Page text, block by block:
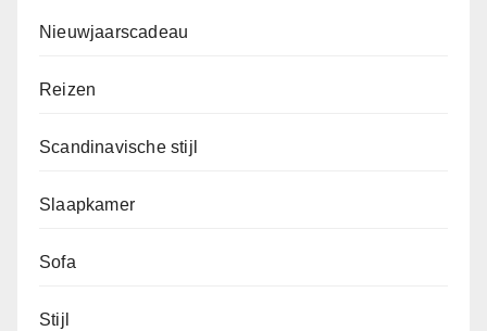
Nieuwjaarscadeau
Reizen
Scandinavische stijl
Slaapkamer
Sofa
Stijl